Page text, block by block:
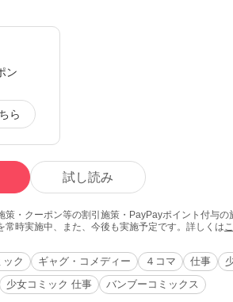
ン
ら
試し読み
策・クーポン等の割引施策・PayPayポイント付与
常時実施中、また、今後も実施予定です。詳しくは
ック ギャグ・コメディー ４コマ 仕事
少女コミック 仕事 バンブーコミックス